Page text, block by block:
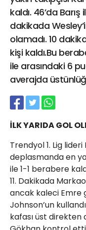
kaldı. 46’da
dakikada
olamadı. 10
kişi kaldı.Bu
ile arasındaki 6
averajda
İLK YARIDA GOL
Trendyol 1. Lig
deplasmanda en
ile 1-1 berabere
11. Dakikada
ancak kaleci Emre
Johnson’un
kafası üst